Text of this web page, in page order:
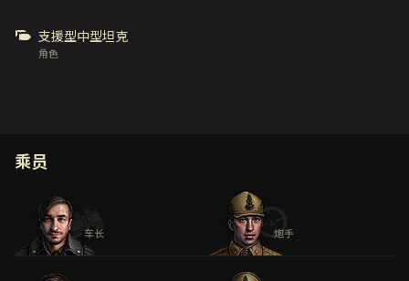
角色
支援型中型坦克
乘员
车长 炮手